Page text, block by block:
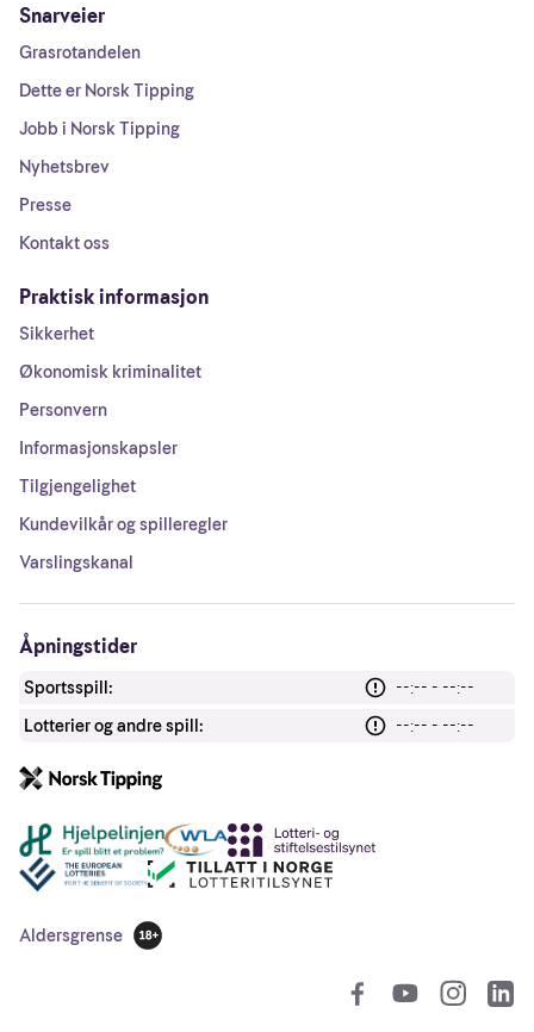
Snarveier
Grasrotandelen
Dette er Norsk Tipping
Jobb i Norsk Tipping
Nyhetsbrev
Presse
Kontakt oss
Praktisk informasjon
Sikkerhet
Økonomisk kriminalitet
Personvern
Informasjonskapsler
Tilgjengelighet
Kundevilkår og spilleregler
Varslingskanal
Åpningstider
Sportsspill:
--:-- - --:--
Lotterier og andre spill:
--:-- - --:--
Andre lenker
Aldersgrense
18 år